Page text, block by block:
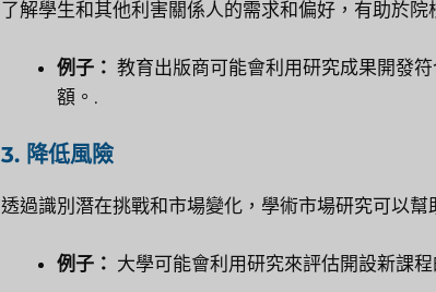
了解學生和其他利害關係人的需求和偏好，有助於
例子： 教育出版商可能會利用研究成果開發
額。.
3. 降低風險
透過識別潛在挑戰和市場變化，學術市場研究可以
例子： 大學可能會利用研究來評估開設新課